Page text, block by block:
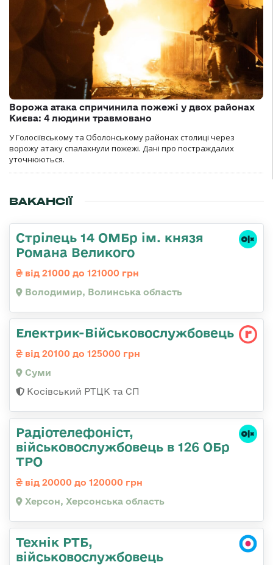
Ворожа атака спричинила пожежі у двох районах
Києва: 4 людини травмовано
У Голосіївському та Оболонському районах столиці через
ворожу атаку спалахнули пожежі. Дані про постраждалих
уточнюються.
ВАКАНСІЇ
Стрілець 14 ОМБр ім. князя
Романа Великого
від 21000 до 121000 грн
Володимир, Волинська область
Електрик-Військовослужбовець
від 20100 до 125000 грн
Суми
Косівський РТЦК та СП
Радіотелефоніст,
військовослужбовець в 126 ОБр
ТРО
від 20000 до 120000 грн
Херсон, Херсонська область
Технік РТБ,
військовослужбовець